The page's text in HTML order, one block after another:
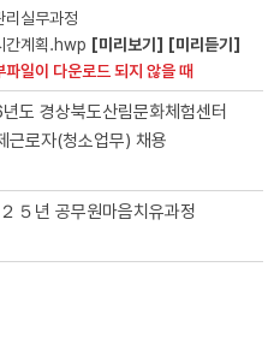
리실무과정
간계획.hwp [미리보기]
[미리듣기]
파일이 다운로드 되지 않을 때
도 경상북도산림문화체험센터
근로자(청소업무) 채용
５년 공무원마음치유과정